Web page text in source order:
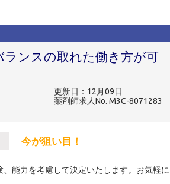
ンスの取れた働き方が可
更新日：12月09日
薬剤師求人No. M3C-8071283
今が狙い目！
能力を考慮して決定いたします。お気軽に